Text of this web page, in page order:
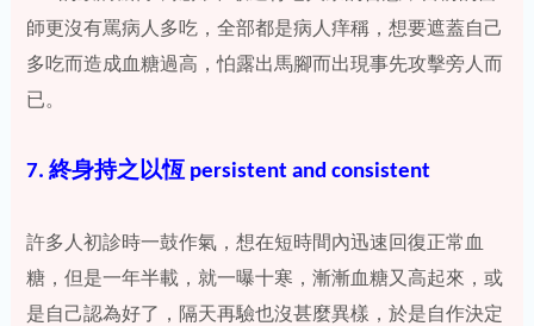
師更沒有罵病人多吃，全部都是病人痒稱，想要遮蓋自己
多吃而造成血糖過高，怕露出馬腳而出現事先攻擊旁人而
已。
7. 終身持之以恆 persistent and consistent
許多人初診時一鼓作氣，想在短時間內迅速回復正常血
糖，但是一年半載，就一曝十寒，漸漸血糖又高起來，或
是自己認為好了，隔天再驗也沒甚麼異樣，於是自作決定